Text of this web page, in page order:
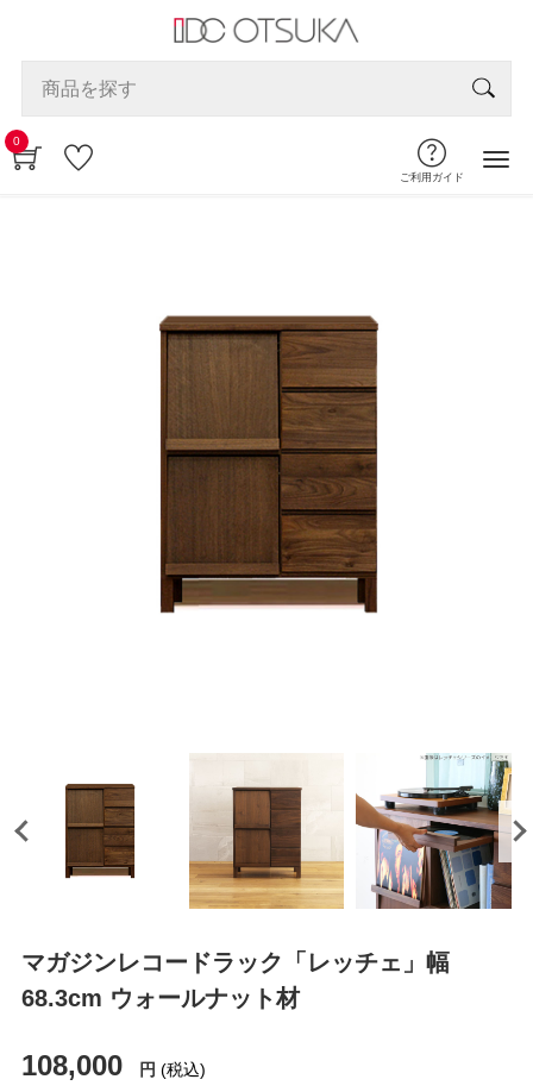
0
ご利用ガイド
マガジンレコードラック「レッチェ」幅
68.3cm ウォールナット材
108,000 円 (税込)